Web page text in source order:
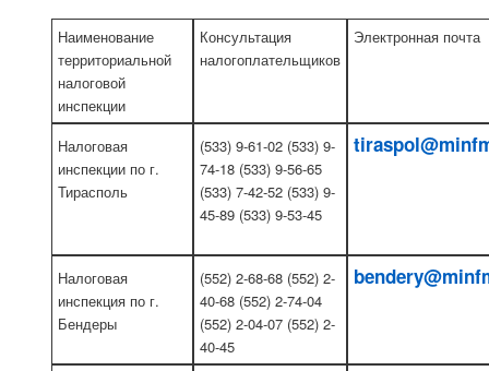
Наименование
территориальной
налоговой
инспекции
Консультация
налогоплательщиков
Электронная почта
Налоговая
инспекции по г.
Тирасполь
(533) 9-61-02 (533) 9-
74-18 (533) 9-56-65
(533) 7-42-52 (533) 9-
45-89 (533) 9-53-45
Налоговая
инспекция по г.
Бендеры
(552) 2-68-68 (552) 2-
40-68 (552) 2-74-04
(552) 2-04-07 (552) 2-
40-45